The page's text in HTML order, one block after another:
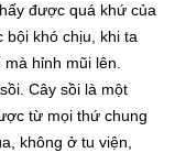
được quá khứ của
bội khó chịu, khi ta
hỉnh mũi lên.
Cây sồi là một
từ mọi thứ chung
không ở tu viện,